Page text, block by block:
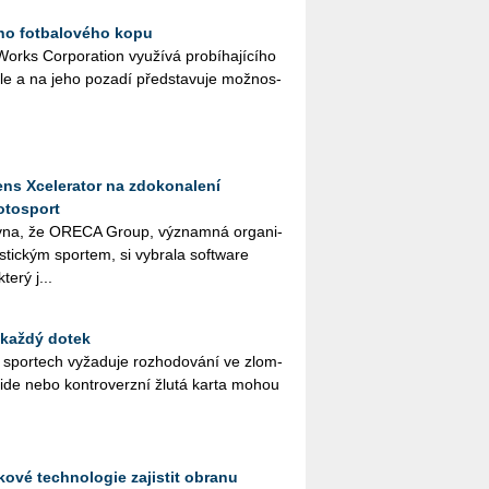
fotbalového kopu
Cor­po­rati­on vy­u­ží­vá pro­bí­ha­jí­cí­ho
a na jeho po­za­dí před­sta­vu­je mož­nos­
Xcelerator na zdokonalení
že ORE­CA Group, vý­znam­ná or­ga­ni­
spor­tem, si vy­bra­la soft­ware
j...
dotek
vy­ža­du­je roz­ho­do­vá­ní ve zlom­
nebo kon­tro­verz­ní žlutá karta mohou
technologie zajistit obranu